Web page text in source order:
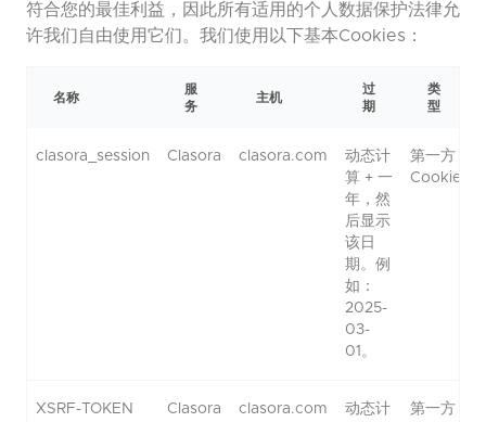
符合您的最佳利益，因此所有适用的个人数据保护法律允
许我们自由使用它们。我们使用以下基本Cookies：
名称
服
务
主机
过
期
类
型
clasora_session Clasora clasora.com
动态计
算 + 一
年，然
后显示
该日
期。例
如：
2025-
03-
01。
第一方
Cookie
XSRF-TOKEN Clasora clasora.com
动态计
第一方